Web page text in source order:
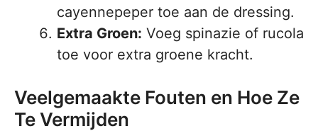
cayennepeper toe aan de dressing.
Extra Groen: Voeg spinazie of rucola
toe voor extra groene kracht.
Veelgemaakte Fouten en Hoe Ze
Te Vermijden